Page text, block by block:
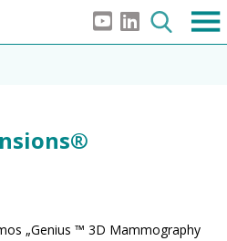
„Genius ™ 3D Mammography